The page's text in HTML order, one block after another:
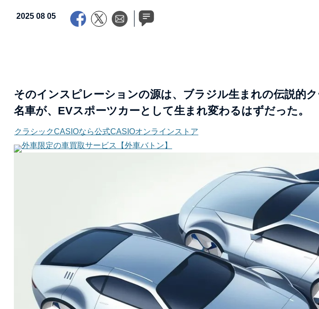
2025 08 05
そのインスピレーションの源は、ブラジル生まれの伝説的
名車が、EVスポーツカーとして生まれ変わるはずだった。
クラシックCASIOなら公式CASIOオンラインストア
外車限定の車買取サービス【外車バトン】